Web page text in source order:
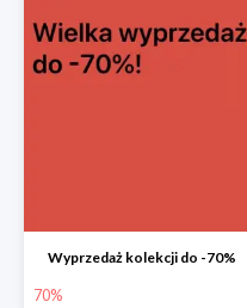
Wyprzedaż kolekcji do -70%
70%